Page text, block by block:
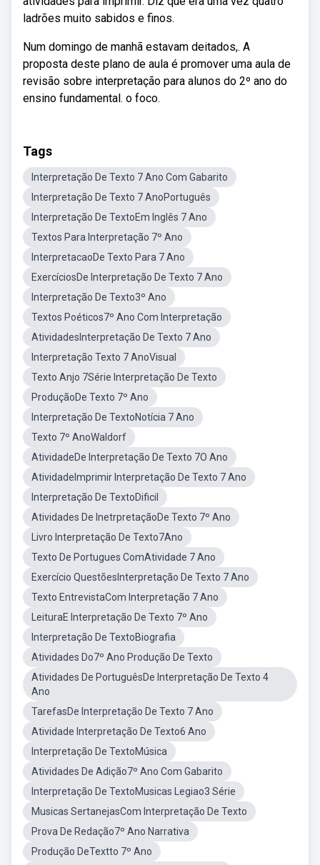
ladrões muito sabidos e finos.
Num domingo de manhã estavam deitados,. A
proposta deste plano de aula é promover uma aula de
revisão sobre interpretação para alunos do 2º ano do
ensino fundamental. o foco.
Tags
Interpretação De Texto 7 Ano Com Gabarito
Interpretação De Texto 7 AnoPortuguês
Interpretação De TextoEm Inglês 7 Ano
Textos Para Interpretação 7º Ano
InterpretacaoDe Texto Para 7 Ano
ExercíciosDe Interpretação De Texto 7 Ano
Interpretação De Texto3º Ano
Textos Poéticos7º Ano Com Interpretação
AtividadesInterpretação De Texto 7 Ano
Interpretação Texto 7 AnoVisual
Texto Anjo 7Série Interpretação De Texto
ProduçãoDe Texto 7º Ano
Interpretação De TextoNotícia 7 Ano
Texto 7º AnoWaldorf
AtividadeDe Interpretação De Texto 7O Ano
AtividadeImprimir Interpretação De Texto 7 Ano
Interpretação De TextoDificil
Atividades De InetrpretaçãoDe Texto 7º Ano
Livro Interpretação De Texto7Ano
Texto De Portugues ComAtividade 7 Ano
Exercício QuestõesInterpretação De Texto 7 Ano
Texto EntrevistaCom Interpretação 7 Ano
LeituraE Interpretação De Texto 7º Ano
Interpretação De TextoBiografia
Atividades Do7º Ano Produção De Texto
Atividades De PortuguêsDe Interpretação De Texto 4
Ano
TarefasDe Interpretação De Texto 7 Ano
Atividade Interpretação De Texto6 Ano
Interpretação De TextoMúsica
Atividades De Adição7º Ano Com Gabarito
Interpretação De TextoMusicas Legiao3 Série
Musicas SertanejasCom Interpretação De Texto
Prova De Redação7º Ano Narrativa
Produção DeTextto 7º Ano